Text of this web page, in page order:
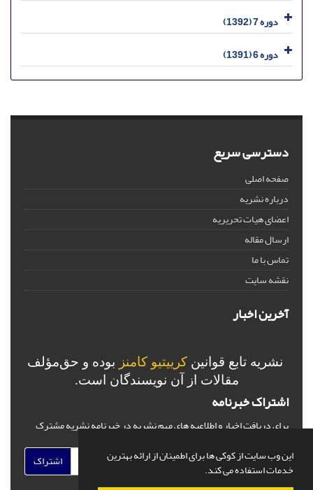
این وب سایت از کوکی ها برای اطمینان از ارائه بهترین
خدمات استفاده می کند.
دوره 7 (1392)
دوره 6 (1391)
دسترسی سریع
صفحه اصلی
درباره نشریه
اعضای هیات تحریریه
ارسال مقاله
تماس با ما
نقشه سایت
آخرین اخبار
نشریه تابع قوانین کرییتیو کامنز بوده و حق‌مؤلف
مقالات از آن نویسندگان است.
اشتراک خبرنامه
برای دریافت اخبار و اطلاعیه های مهم نشریه در خبرنامه نشریه مشترک
اشتراک